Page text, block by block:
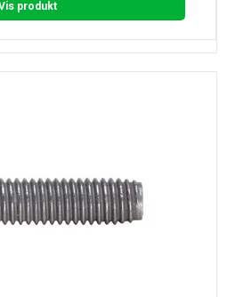
produkt